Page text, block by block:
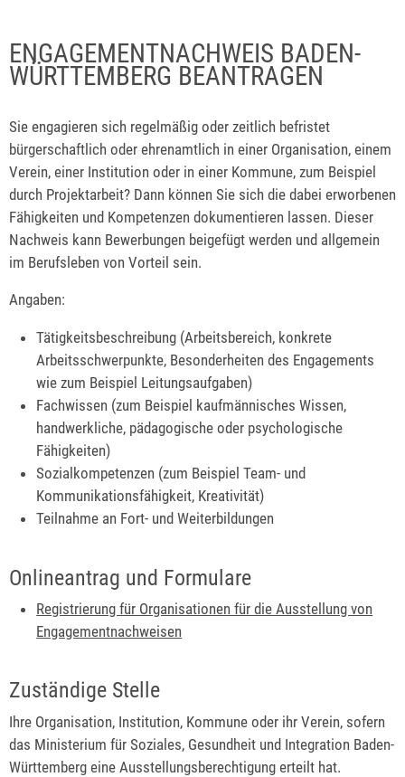
ENGAGEMENTNACHWEIS BADEN-
WÜRTTEMBERG BEANTRAGEN
Sie engagieren sich regelmäßig oder zeitlich befristet
bürgerschaftlich oder ehrenamtlich in einer Organisation, einem
Verein, einer Institution oder in einer Kommune, zum Beispiel
durch Projektarbeit? Dann können Sie sich die dabei erworbenen
Fähigkeiten und Kompetenzen dokumentieren lassen. Dieser
Nachweis kann Bewerbungen beigefügt werden und allgemein
im Berufsleben von Vorteil sein.
Angaben:
Tätigkeitsbeschreibung (Arbeitsbereich, konkrete
Arbeitsschwerpunkte, Besonderheiten des Engagements
wie zum Beispiel Leitungsaufgaben)
Fachwissen (zum Beispiel kaufmännisches Wissen,
handwerkliche, pädagogische oder psychologische
Fähigkeiten)
Sozialkompetenzen (zum Beispiel Team- und
Kommunikationsfähigkeit, Kreativität)
Teilnahme an Fort- und Weiterbildungen
Onlineantrag und Formulare
Registrierung für Organisationen für die Ausstellung von
Engagementnachweisen
Zuständige Stelle
Ihre Organisation, Institution, Kommune oder ihr Verein, sofern
das Ministerium für Soziales, Gesundheit und Integration Baden-
Württemberg eine Ausstellungsberechtigung erteilt hat.